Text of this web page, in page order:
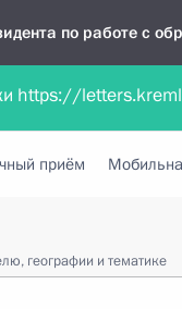
по работе с
электронного
приём
географии и тематике
https://